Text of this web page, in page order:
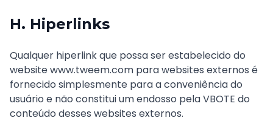
H. Hiperlinks
Qualquer hiperlink que possa ser estabelecido do
website www.tweem.com para websites externos é
fornecido simplesmente para a conveniência do
usuário e não constitui um endosso pela VBOTE do
conteúdo desses websites externos.